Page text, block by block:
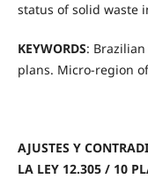
status of solid waste
KEYWORDS:
plans. Micro-region of
AJUSTES Y
LA LEY 12.305 / 10